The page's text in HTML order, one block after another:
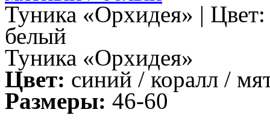
Туника «Орхидея» |
белый
Туника «Орхидея»
Цвет: синий / коралл /
Размеры: 46-60